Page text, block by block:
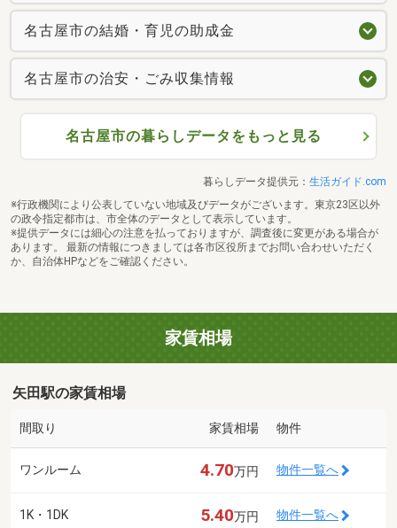
名古屋市の結婚・育児の助成金
名古屋市の治安・ごみ収集情報
名古屋市の暮らしデータをもっと見る
暮らしデータ提供元： 生活ガイド.com
※行政機関により公表していない地域及びデータがございます。東京23区以外
の政令指定都市は、市全体のデータとして表示しています。
※提供データには細心の注意を払っておりますが、調査後に変更がある場合が
あります。 最新の情報につきましては各市区役所までお問い合わせいただく
か、自治体HPなどをご確認ください。
家賃相場
矢田駅の家賃相場
間取り 家賃相場 物件
ワンルーム 4.70万円 物件一覧へ
1K・1DK 5.40万円 物件一覧へ